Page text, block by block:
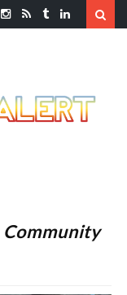
Community